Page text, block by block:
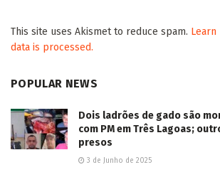
This site uses Akismet to reduce spam.
data is processed.
POPULAR NEWS
Dois ladrões de gado são
com PM em Três Lagoas;
presos
3 de Junho de 2025